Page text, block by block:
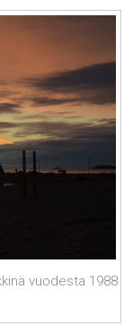
vuodesta 1988